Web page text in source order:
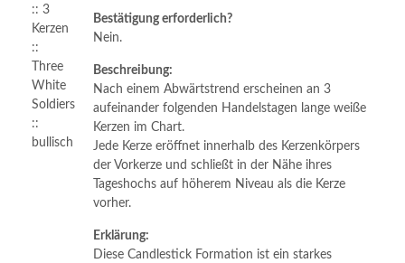
Bestätigung erforderlich?
Nein.
Beschreibung:
Nach einem Abwärtstrend erscheinen an 3
aufeinander folgenden Handelstagen lange weiße
Kerzen im Chart.
Jede Kerze eröffnet innerhalb des Kerzenkörpers
der Vorkerze und schließt in der Nähe ihres
Tageshochs auf höherem Niveau als die Kerze
vorher.
Erklärung:
Diese Candlestick Formation ist ein starkes